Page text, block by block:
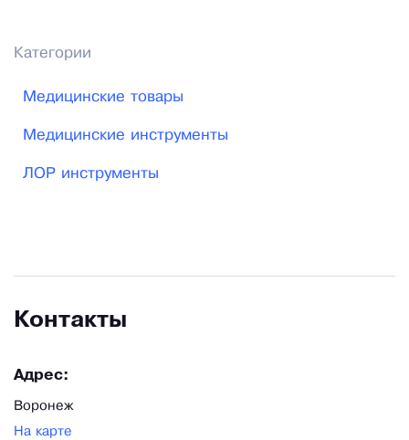
Категории
Медицинские товары
Медицинские инструменты
ЛОР инструменты
Контакты
Адрес:
Воронеж
На карте